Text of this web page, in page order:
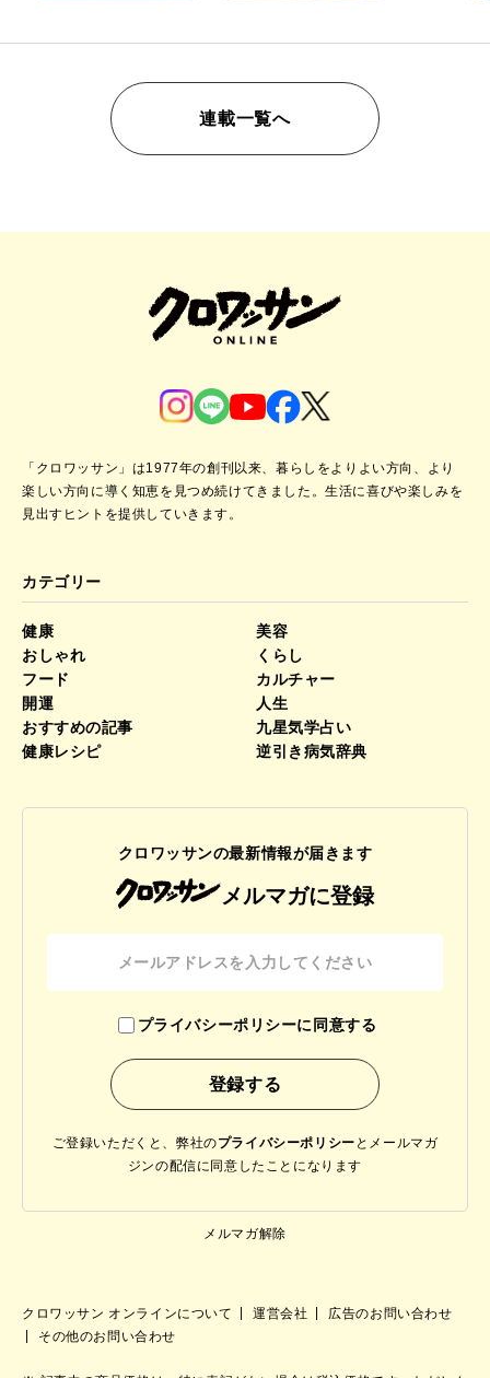
連載一覧へ
「クロワッサン」は1977年の創刊以来、暮らしをよりよい方向、より
楽しい方向に導く知恵を見つめ続けてきました。生活に喜びや楽しみを
見出すヒントを提供していきます。
カテゴリー
健康
美容
おしゃれ
くらし
フード
カルチャー
開運
人生
おすすめの記事
九星気学占い
健康レシピ
逆引き病気辞典
クロワッサンの最新情報が届きます
メルマガに登録
プライバシーポリシーに同意する
ご登録いただくと、弊社のプライバシーポリシー と メールマガ
ジンの配信に同意したことになります
メルマガ解除
クロワッサン オンラインについて 運営会社
広告のお問い合わせ
その他のお問い合わせ